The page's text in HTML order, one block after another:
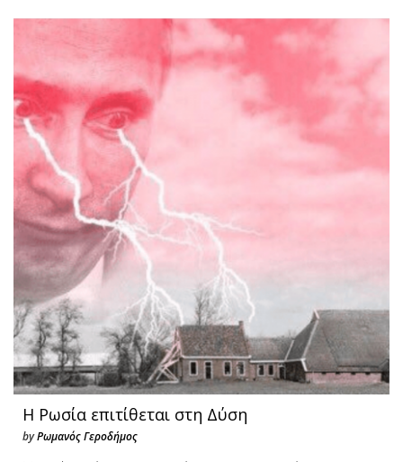
Η Ρωσία επιτίθεται στη Δύση
byΡωμανός Γεροδήμος